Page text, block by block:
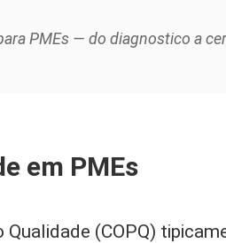
PMEs — do diagnostico a
em PMEs
Qualidade (COPQ)